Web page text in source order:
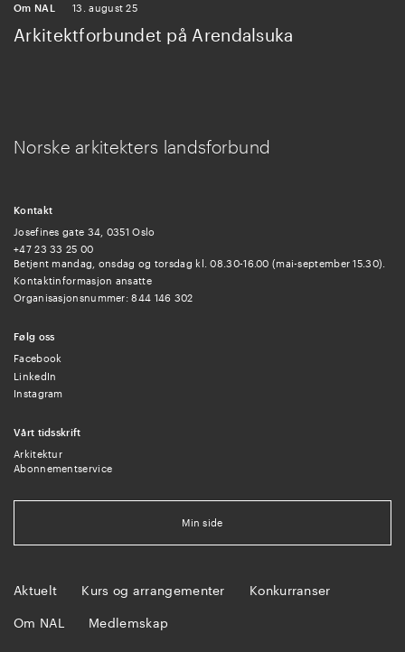
Om NAL 13. august 25
Arkitektforbundet på Arendalsuka
Norske arkitekters landsforbund
Kontakt
Josefines gate 34, 0351 Oslo
+47 23 33 25 00
Betjent mandag, onsdag og torsdag kl. 08.30-16.00 (mai-september 15.30).
Kontaktinformasjon ansatte
Organisasjonsnummer: 844 146 302
Følg oss
Facebook
LinkedIn
Instagram
Vårt tidsskrift
Arkitektur
Abonnementservice
Min side
Aktuelt Kurs og arrangementer Konkurranser
Om NAL Medlemskap